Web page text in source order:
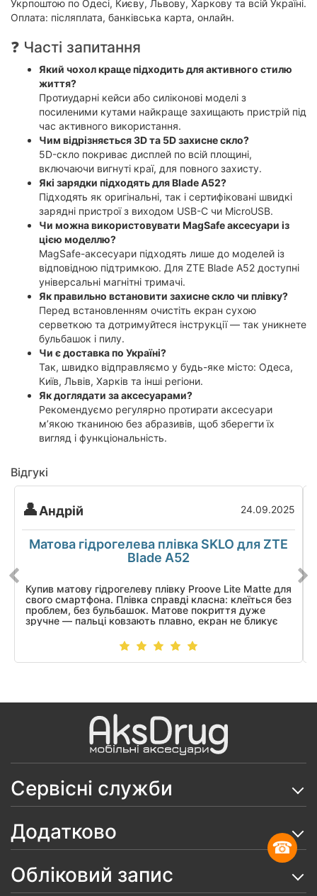
Укрпоштою по Одесі, Києву, Львову, Харкову та всій Україні.
Оплата: післяплата, банківська карта, онлайн.
❓ Часті запитання
Який чохол краще підходить для активного стилю
життя?
Протиударні кейси або силіконові моделі з
посиленими кутами найкраще захищають пристрій під
час активного використання.
Чим відрізняється 3D та 5D захисне скло?
5D-скло покриває дисплей по всій площині,
включаючи вигнуті краї, для повного захисту.
Які зарядки підходять для Blade A52?
Підходять як оригінальні, так і сертифіковані швидкі
зарядні пристрої з виходом USB-C чи MicroUSB.
Чи можна використовувати MagSafe аксесуари із
цією моделлю?
MagSafe-аксесуари підходять лише до моделей із
відповідною підтримкою. Для ZTE Blade A52 доступні
універсальні магнітні тримачі.
Як правильно встановити захисне скло чи плівку?
Перед встановленням очистіть екран сухою
серветкою та дотримуйтеся інструкції — так уникнете
бульбашок і пилу.
Чи є доставка по Україні?
Так, швидко відправляємо у будь-яке місто: Одеса,
Київ, Львів, Харків та інші регіони.
Як доглядати за аксесуарами?
Рекомендуємо регулярно протирати аксесуари
м’якою тканиною без абразивів, щоб зберегти їх
вигляд і функціональність.
Відгукі
Андрій 24.09.2025
Матова гідрогелева плівка SKLO для ZTE
Blade A52
Купив матову гідрогелеву плівку Proove Lite Matte для
свого смартфона. Плівка справді класна: клеїться без
проблем, без бульбашок. Матове покриття дуже
зручне — пальці ковзають плавно, екран не бликує
Сервісні служби
Додатково
Обліковий запис
☎